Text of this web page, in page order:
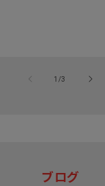
1 /
の3
ブログ